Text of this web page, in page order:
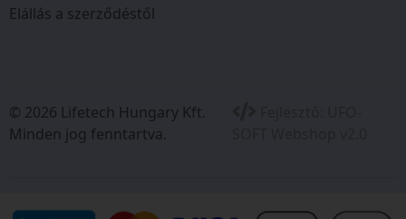
Elállás a szerződéstől
© 2026 Lifetech Hungary Kft.
Minden jog fenntartva.